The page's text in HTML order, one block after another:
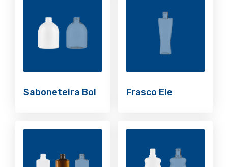
Saboneteira Bol Frasco Ele